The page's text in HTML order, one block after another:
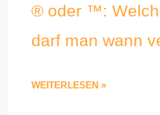
® oder ™:
darf man wann
WEITERLESEN »